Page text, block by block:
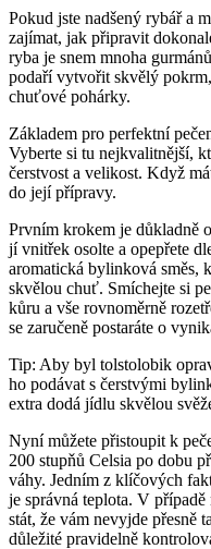
Pokud jste nadšený rybář a
zajímat, jak připravit
ryba je snem mnoha
podaří vytvořit skvělý
chuťové pohárky.
Základem pro perfektní
Vyberte si tu nejkvalitnější,
čerstvost a velikost. Když
do její přípravy.
Prvním krokem je důkladně
jí vnitřek osolte a opepřete
aromatická bylinková směs,
skvělou chuť. Smíchejte si
kůru a vše rovnoměrně
se zaručeně postaráte o
Tip: Aby byl tolstolobik
ho podávat s čerstvými
extra dodá jídlu skvělou
Nyní můžete přistoupit k
200 stupňů Celsia po dobu
váhy. Jedním z klíčových
je správná teplota. V případě
stát, že vám nevyjde přesně
důležité pravidelně